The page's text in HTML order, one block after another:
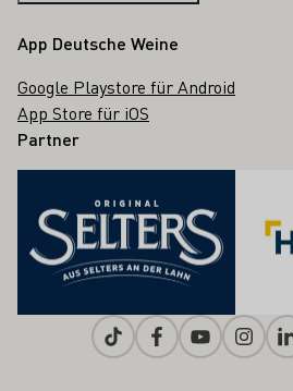
App Deutsche Weine
Google Playstore für Android
App Store für iOS
Partner
TiktokFacebookYoutube